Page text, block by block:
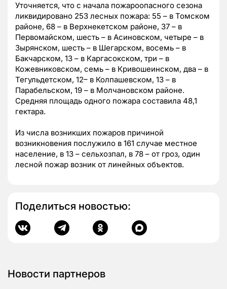
Уточняется, что с начала пожароопасного сезона
ликвидировано 253 лесных пожара: 55 – в Томском
районе, 68 – в Верхнекетском районе, 37 – в
Первомайском, шесть – в Асиновском, четыре – в
Зырянском, шесть – в Шегарском, восемь – в
Бакчарском, 13 – в Каргасокском, три – в
Кожевниковском, семь – в Кривошеинском, два – в
Тегульдетском, 12– в Колпашевском, 13 – в
Парабельском, 19 – в Молчановском районе.
Средняя площадь одного пожара составила 48,1
гектара.
Из числа возникших пожаров причиной
возникновения послужило в 161 случае местное
население, в 13 – сельхозпал, в 78 – от гроз, один
лесной пожар возник от линейных объектов.
Поделиться новостью:
Новости партнеров